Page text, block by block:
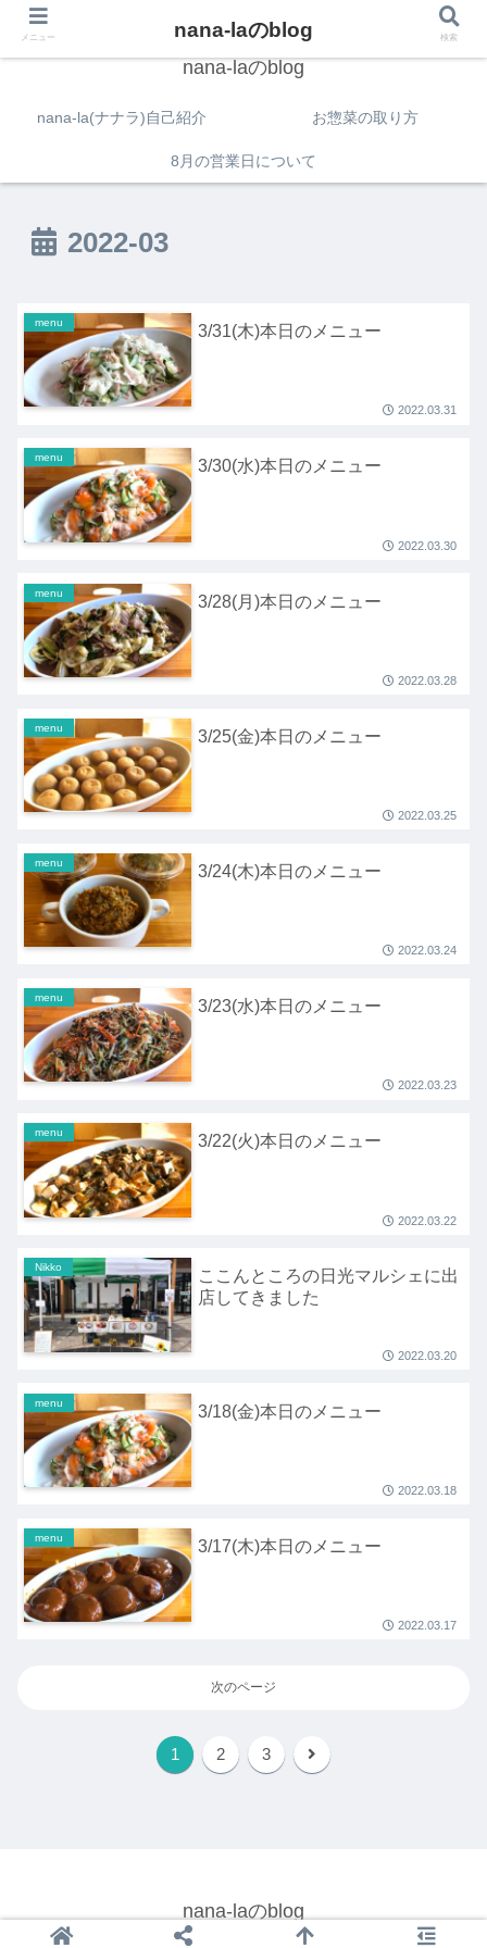
nana-laのblog
nana-la(ナナラ)自己紹介 お惣菜の取り方
8月の営業日について
2022-03
menu 3/31(木)本日のメニュー
2022.03.31
menu 3/30(水)本日のメニュー
2022.03.30
menu 3/28(月)本日のメニュー
2022.03.28
menu 3/25(金)本日のメニュー
2022.03.25
menu 3/24(木)本日のメニュー
2022.03.24
menu 3/23(水)本日のメニュー
2022.03.23
menu 3/22(火)本日のメニュー
2022.03.22
Nikko
ここんところの日光マルシェに出
店してきました
2022.03.20
menu 3/18(金)本日のメニュー
2022.03.18
menu 3/17(木)本日のメニュー
2022.03.17
次のページ
1 2 3
nana-laのblog
© 2022 nana-laのblog.
メニュー nana-laのblog 検索